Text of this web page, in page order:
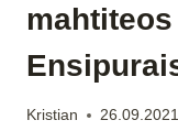
Kristian 26.09.2021